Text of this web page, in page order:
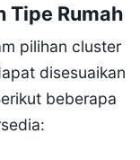
Tipe Rumah
pilihan cluster
disesuaikan
beberapa